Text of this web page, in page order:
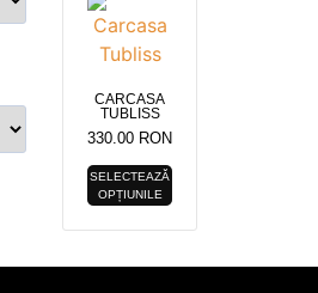
CARCASA
TUBLISS
330.00 RON
SELECTEAZĂ
OPȚIUNILE